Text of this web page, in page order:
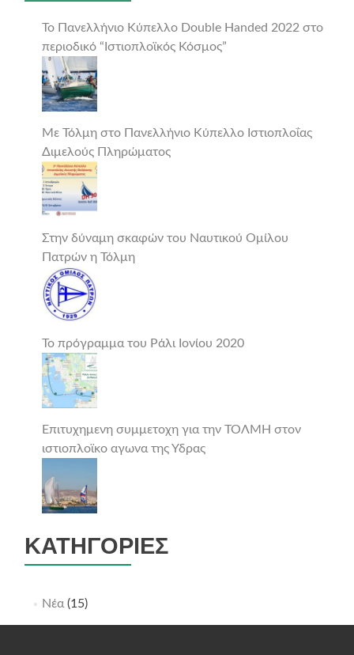
Το Πανελλήνιο Κύπελλο Double Handed 2022 στο
περιοδικό “Ιστιοπλοϊκός Κόσμος”
Με Τόλμη στο Πανελλήνιο Κύπελλο Ιστιοπλοΐας
Διμελούς Πληρώματος
Στην δύναμη σκαφών του Ναυτικού Ομίλου
Πατρών η Τόλμη
Το πρόγραμμα του Ράλι Ιονίου 2020
Επιτυχημενη συμμετοχη για την ΤΟΛΜΗ στον
ιστιοπλοϊκο αγωνα της Υδρας
ΚΑΤΗΓΟΡΊΕΣ
Νέα (15)